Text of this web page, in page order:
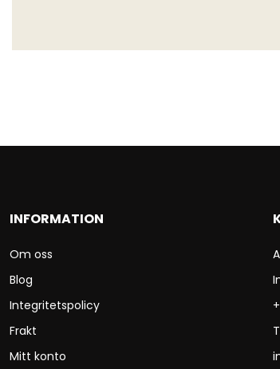
INFORMATION
Om oss
Blog
Integritetspolicy
Frakt
Mitt konto